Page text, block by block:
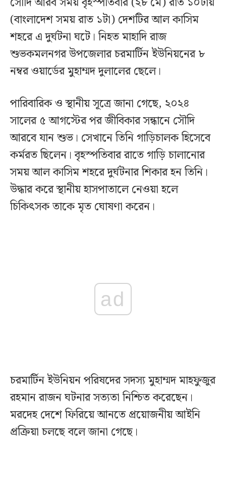
(বাংলাদেশ সময় রাত ১টা) দেশটির আল কাসিম
শহরে এ দুর্ঘটনা ঘটে। নিহত মাহাদি রাজ
শুভকমলনগর উপজেলার চরমার্টিন ইউনিয়নের ৮
নম্বর ওয়ার্ডের মুহাম্মদ দুলালের ছেলে।
পারিবারিক ও স্থানীয় সূত্রে জানা গেছে, ২০২৪
সালের ৫ আগস্টের পর জীবিকার সন্ধানে সৌদি
আরবে যান শুভ। সেখানে তিনি গাড়িচালক হিসেবে
কর্মরত ছিলেন। বৃহস্পতিবার রাতে গাড়ি চালানোর
সময় আল কাসিম শহরে দুর্ঘটনার শিকার হন তিনি।
উদ্ধার করে স্থানীয় হাসপাতালে নেওয়া হলে
চিকিৎসক তাকে মৃত ঘোষণা করেন।
ad
চরমার্টিন ইউনিয়ন পরিষদের সদস্য মুহাম্মদ মাহফুজুর
রহমান রাজন ঘটনার সত্যতা নিশ্চিত করেছেন।
মরদেহ দেশে ফিরিয়ে আনতে প্রয়োজনীয় আইনি
প্রক্রিয়া চলছে বলে জানা গেছে।